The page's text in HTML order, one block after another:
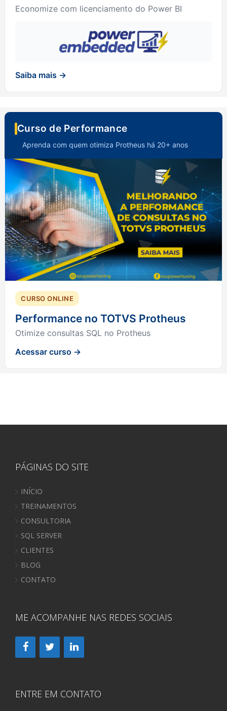
Economize com licenciamento do Power BI
Saiba mais →
Curso de Performance
Aprenda com quem otimiza Protheus há 20+ anos
CURSO ONLINE
Performance no TOTVS Protheus
Otimize consultas SQL no Protheus
Acessar curso →
PÁGINAS DO SITE
INÍCIO
TREINAMENTOS
CONSULTORIA
SQL SERVER
CLIENTES
BLOG
CONTATO
ME ACOMPANHE NAS REDES SOCIAIS
ENTRE EM CONTATO